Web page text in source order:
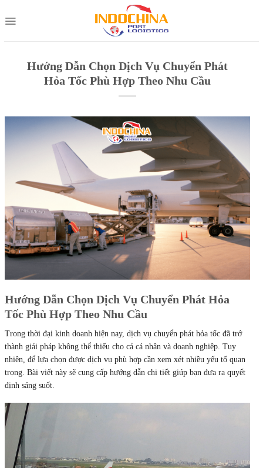
to
Hướng Dẫn Chọn Dịch Vụ Chuyển Phát
Hỏa Tốc Phù Hợp Theo Nhu Cầu
Hướng Dẫn Chọn Dịch Vụ Chuyển Phát Hỏa
Tốc Phù Hợp Theo Nhu Cầu
Trong thời đại kinh doanh hiện nay, dịch vụ chuyển phát hỏa tốc đã trở
thành giải pháp không thể thiếu cho cả cá nhân và doanh nghiệp. Tuy
nhiên, để lựa chọn được dịch vụ phù hợp cần xem xét nhiều yếu tố quan
trọng. Bài viết này sẽ cung cấp hướng dẫn chi tiết giúp bạn đưa ra quyết
định sáng suốt.